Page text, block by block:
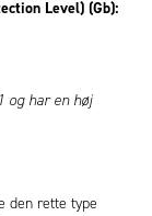
Level) (Gb):
og har en høj
den rette type